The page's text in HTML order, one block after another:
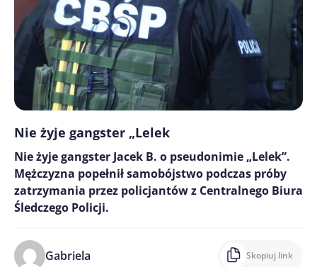
Nie żyje gangster „Lelek
Nie żyje gangster Jacek B. o pseudonimie „Lelek”.
Mężczyzna popełnił samobójstwo podczas próby
zatrzymania przez policjantów z Centralnego Biura
Śledczego Policji.
Gabriela Skopiuj link